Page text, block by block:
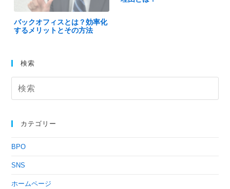
バックオフィスとは？効率化
するメリットとその方法
検索
カテゴリー
BPO
SNS
ホームページ